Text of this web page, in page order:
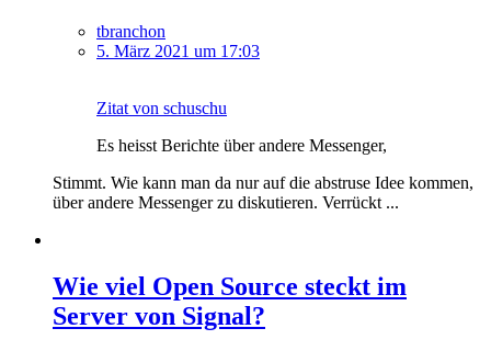
tbranchon
5. März 2021 um 17:03
Zitat von schuschu
Es heisst Berichte über andere Messenger,
Stimmt. Wie kann man da nur auf die abstruse Idee kommen,
über andere Messenger zu diskutieren. Verrückt ...
Wie viel Open Source steckt im
Server von Signal?